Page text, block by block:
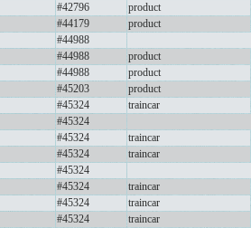
#42796 product
#44179 product
#44988
#44988 product
#44988 product
#45203 product
#45324 traincar
#45324
#45324 traincar
#45324 traincar
#45324
#45324 traincar
#45324 traincar
#45324 traincar